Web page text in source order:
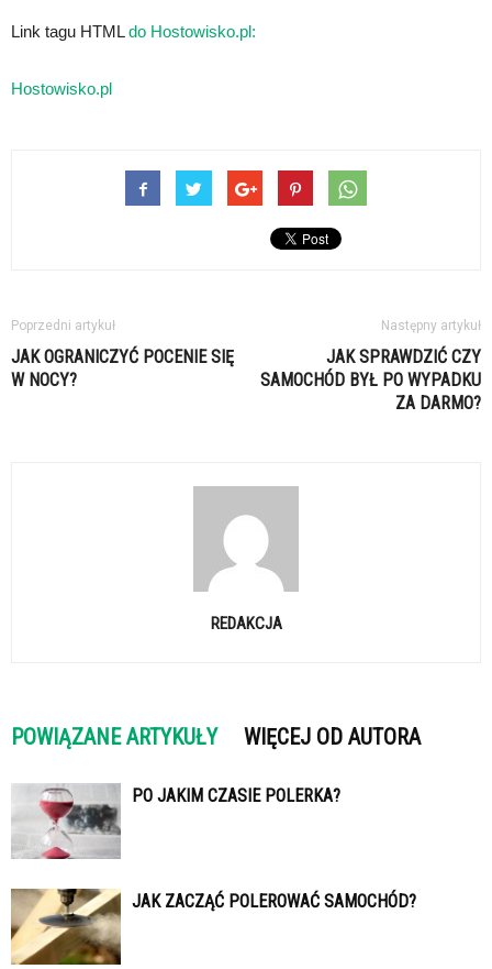
Link tagu HTMLdo Hostowisko.pl:
Hostowisko.pl
Poprzedni artykuł
JAK OGRANICZYĆ POCENIE SIĘ
W NOCY?
Następny artykuł
JAK SPRAWDZIĆ CZY
SAMOCHÓD BYŁ PO WYPADKU
ZA DARMO?
REDAKCJA
POWIĄZANE ARTYKUŁY WIĘCEJ OD AUTORA
PO JAKIM CZASIE POLERKA?
JAK ZACZĄĆ POLEROWAĆ SAMOCHÓD?